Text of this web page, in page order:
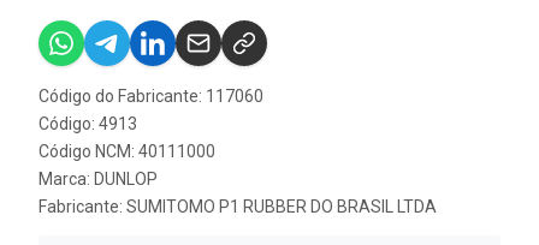
Código do Fabricante: 117060
Código: 4913
Código NCM: 40111000
Marca: DUNLOP
Fabricante: SUMITOMO P1 RUBBER DO BRASIL LTDA